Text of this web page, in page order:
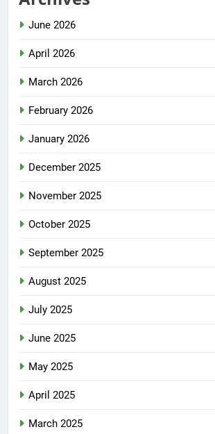
June 2026
April 2026
March 2026
February 2026
January 2026
December 2025
November 2025
October 2025
September 2025
August 2025
July 2025
June 2025
May 2025
April 2025
March 2025